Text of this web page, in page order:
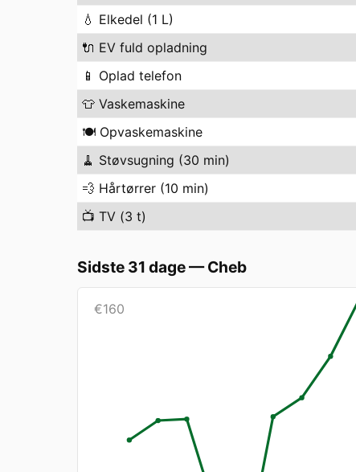
💧 Elkedel (1 L)
🔌 EV fuld opladning
📱 Oplad telefon
👕 Vaskemaskine
🍽️ Opvaskemaskine
🧹 Støvsugning (30 min)
💨 Hårtørrer (10 min)
📺 TV (3 t)
Sidste 31 dage—Cheb
€160